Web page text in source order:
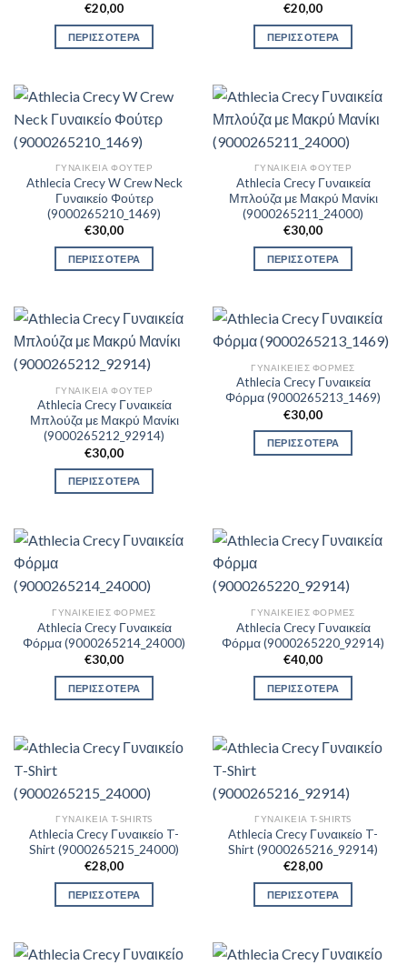
€20,00
ΠΕΡΙΣΣΟΤΕΡΑ
€20,00
ΠΕΡΙΣΣΟΤΕΡΑ
ΓΥΝΑΙΚΕΊΑ ΦΟΎΤΕΡ
Athlecia Crecy W Crew Neck
Γυναικείo Φούτερ
(9000265210_1469)
€30,00
ΠΕΡΙΣΣΟΤΕΡΑ
ΓΥΝΑΙΚΕΊΑ ΦΟΎΤΕΡ
Athlecia Crecy Γυναικεία
Μπλούζα με Μακρύ Μανίκι
(9000265211_24000)
€30,00
ΠΕΡΙΣΣΟΤΕΡΑ
ΓΥΝΑΙΚΕΊΑ ΦΟΎΤΕΡ
Athlecia Crecy Γυναικεία
Μπλούζα με Μακρύ Μανίκι
(9000265212_92914)
€30,00
ΠΕΡΙΣΣΟΤΕΡΑ
ΓΥΝΑΙΚΕΊΕΣ ΦΌΡΜΕΣ
Athlecia Crecy Γυναικεία
Φόρμα (9000265213_1469)
€30,00
ΠΕΡΙΣΣΟΤΕΡΑ
ΓΥΝΑΙΚΕΊΕΣ ΦΌΡΜΕΣ
Athlecia Crecy Γυναικεία
Φόρμα (9000265214_24000)
€30,00
ΠΕΡΙΣΣΟΤΕΡΑ
ΓΥΝΑΙΚΕΊΕΣ ΦΌΡΜΕΣ
Athlecia Crecy Γυναικεία
Φόρμα (9000265220_92914)
€40,00
ΠΕΡΙΣΣΟΤΕΡΑ
ΓΥΝΑΙΚΕΊΑ T-SHIRTS
Athlecia Crecy Γυναικείο T-
Shirt (9000265215_24000)
€28,00
ΠΕΡΙΣΣΟΤΕΡΑ
ΓΥΝΑΙΚΕΊΑ T-SHIRTS
Athlecia Crecy Γυναικείο T-
Shirt (9000265216_92914)
€28,00
ΠΕΡΙΣΣΟΤΕΡΑ